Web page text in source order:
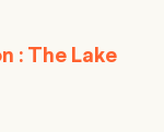
: The Lake